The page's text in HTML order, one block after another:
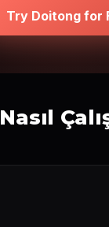
Try Doitong for
Nasıl